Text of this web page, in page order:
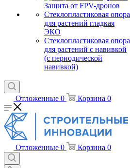
Защита от FPV-дронов
Стеклопластиковая опора
для растений гладкая
ЭКО
Стеклопластиковая опора
для растений с навивкой
(с периодической
навивкой)
Отложенные 0 Корзина 0
Отложенные 0 Корзина 0